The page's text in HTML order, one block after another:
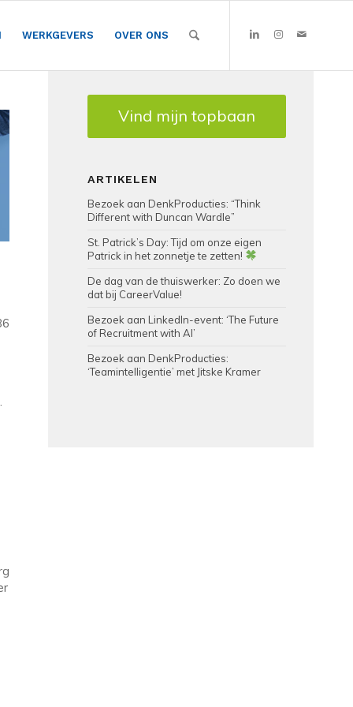
WERKGEVERS OVER ONS
Vind mijn topbaan
ARTIKELEN
Bezoek aan DenkProducties: “Think
Different with Duncan Wardle”
St. Patrick’s Day: Tijd om onze eigen
Patrick in het zonnetje te zetten!
De dag van de thuiswerker: Zo doen we
dat bij CareerValue!
Bezoek aan LinkedIn-event: ‘The Future
of Recruitment with AI’
Bezoek aan DenkProducties:
‘Teamintelligentie’ met Jitske Kramer